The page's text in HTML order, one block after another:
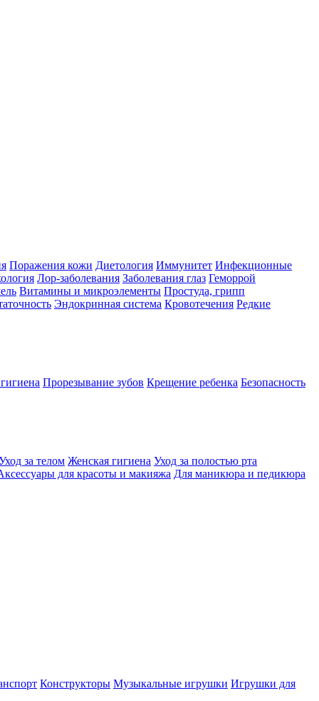
Поражения кожи Диетология Иммунитет Инфекционные
Лор-заболевания Заболевания глаз Геморрой
Витамины и микроэлементы Простуда, грипп
Эндокринная система Кровотечения Редкие
Прорезывание зубов Крещение ребенка Безопасность
за телом Женская гигиена Уход за полостью рта
для красоты и макияжа Для маникюра и педикюра
Конструкторы Музыкальные игрушки Игрушки для